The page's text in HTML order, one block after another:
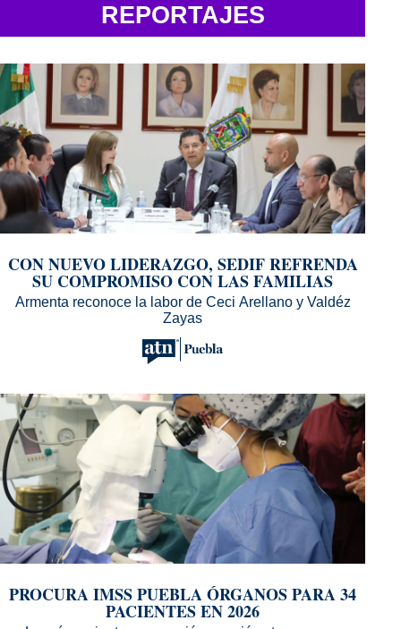
REPORTAJES
CON NUEVO LIDERAZGO, SEDIF REFRENDA
SU COMPROMISO CON LAS FAMILIAS
Armenta reconoce la labor de Ceci Arellano y Valdéz
Zayas
PROCURA IMSS PUEBLA ÓRGANOS PARA 34
PACIENTES EN 2026